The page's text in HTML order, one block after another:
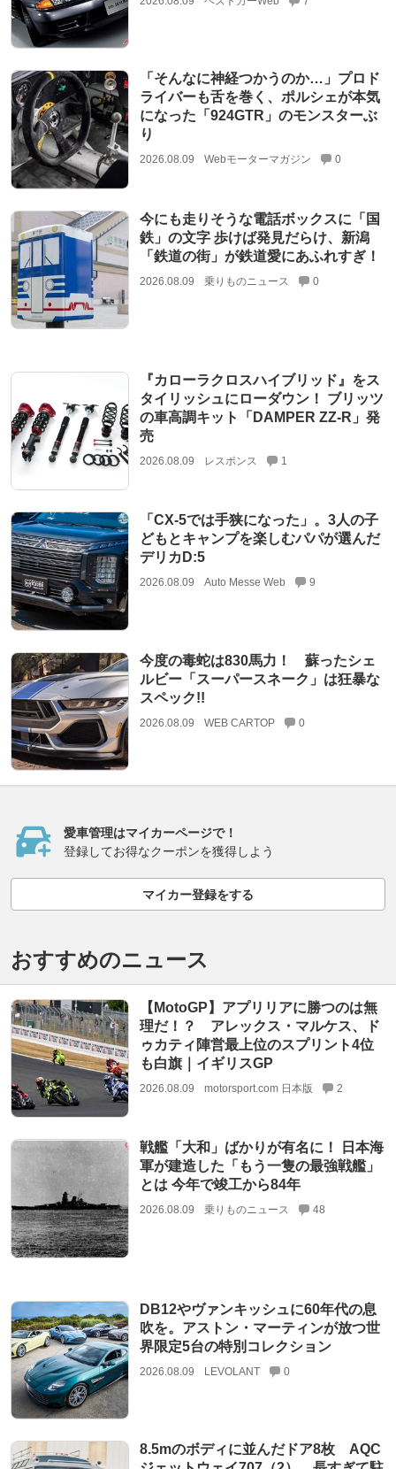
「そんなに神経つかうのか…」プロド
ライバーも舌を巻く、ポルシェが本気
になった「924GTR」のモンスターぶ
り
2026.08.09 Webモーターマガジン 0
今にも走りそうな電話ボックスに「国
鉄」の文字 歩けば発見だらけ、新潟
「鉄道の街」が鉄道愛にあふれすぎ！
2026.08.09 乗りものニュース 0
『カローラクロスハイブリッド』をス
タイリッシュにローダウン！ ブリッツ
の車高調キット「DAMPER ZZ-R」発
売
2026.08.09 レスポンス 1
「CX-5では手狭になった」。3人の子
どもとキャンプを楽しむパパが選んだ
デリカD:5
2026.08.09 Auto Messe Web 9
今度の毒蛇は830馬力！ 蘇ったシェ
ルビー「スーパースネーク」は狂暴な
スペック!!
2026.08.09 WEB CARTOP 0
愛車管理はマイカーページで！
登録してお得なクーポンを獲得しよう
マイカー登録をする
おすすめのニュース
【MotoGP】アプリリアに勝つのは無
理だ！？ アレックス・マルケス、ド
ゥカティ陣営最上位のスプリント4位
も白旗｜イギリスGP
2026.08.09 motorsport.com 日本版 2
戦艦「大和」ばかりが有名に！ 日本海
軍が建造した「もう一隻の最強戦艦」
とは 今年で竣工から84年
2026.08.09 乗りものニュース 48
DB12やヴァンキッシュに60年代の息
吹を。アストン・マーティンが放つ世
界限定5台の特別コレクション
2026.08.09 LEVOLANT 0
8.5mのボディに並んだドア8枚 AQC